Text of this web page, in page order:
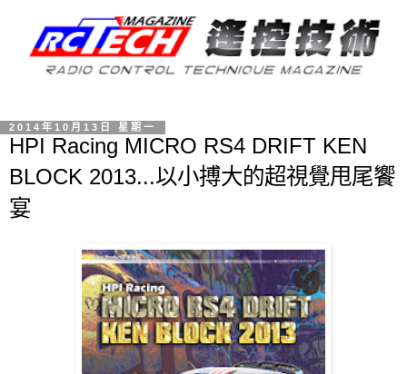
2014年10月13日 星期一
HPI Racing MICRO RS4 DRIFT KEN
BLOCK 2013...以小搏大的超視覺甩尾饗
宴